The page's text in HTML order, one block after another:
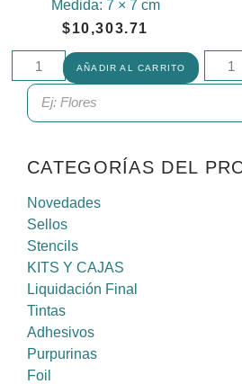
CATEGORÍAS DEL
Novedades
Sellos
Stencils
KITS Y CAJAS
Liquidación Final
Tintas
Adhesivos
Purpurinas
Foil
Medida: 7 × 7 cm
$10,303.71
AÑADIR AL CARRITO